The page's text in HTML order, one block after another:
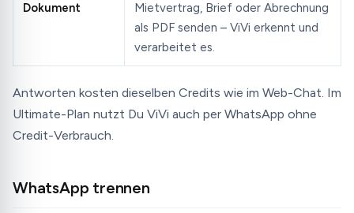
Dokument
Mietvertrag, Brief oder Abrechnung
als PDF senden – ViVi erkennt und
verarbeitet es.
Antworten kosten dieselben Credits wie im Web-Chat. Im
Ultimate-Plan nutzt Du ViVi auch per WhatsApp ohne
Credit-Verbrauch.
WhatsApp trennen